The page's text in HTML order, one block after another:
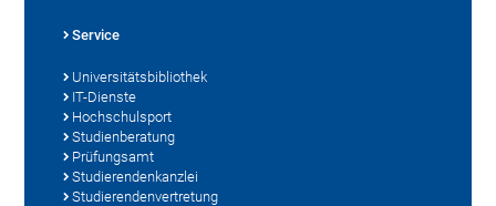
Service
Universitätsbibliothek
IT-Dienste
Hochschulsport
Studienberatung
Prüfungsamt
Studierendenkanzlei
Studierendenvertretung